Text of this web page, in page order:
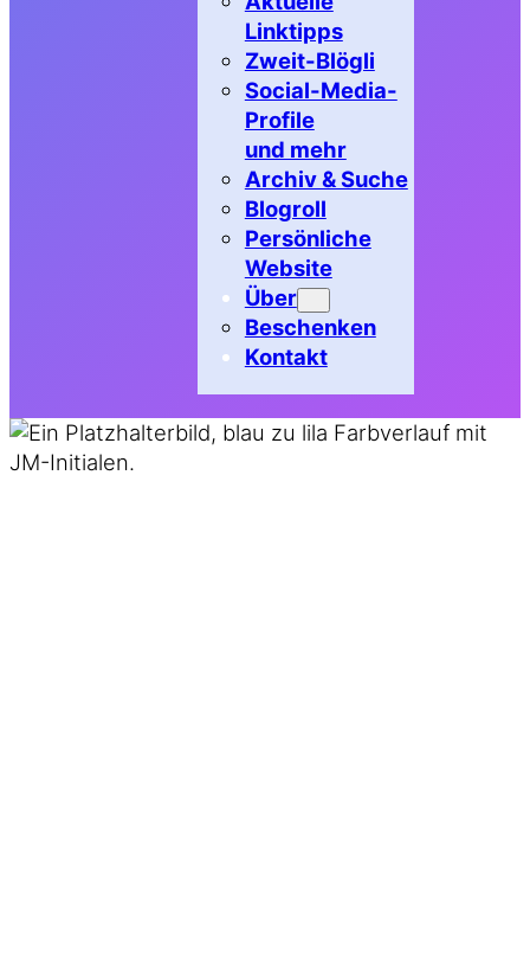
Linktipps
Zweit-Blögli
Social-Media-
Profile
und mehr
Archiv & Suche
Blogroll
Persönliche
Website
Über
Beschenken
Kontakt